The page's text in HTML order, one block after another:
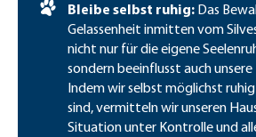
Bleibe selbst ruhig: Das
Gelassenheit inmitten vom
nicht nur für die eigene
sondern beeinflusst auch
Indem wir selbst möglichst
sind, vermitteln wir unseren
Situation unter Kontrolle und